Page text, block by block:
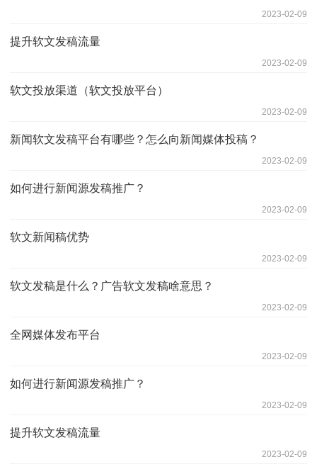
2023-02-09
提升软文发稿流量
2023-02-09
软文投放渠道（软文投放平台）
2023-02-09
新闻软文发稿平台有哪些？怎么向新闻媒体投稿？
2023-02-09
如何进行新闻源发稿推广？
2023-02-09
软文新闻稿优势
2023-02-09
软文发稿是什么？广告软文发稿啥意思？
2023-02-09
全网媒体发布平台
2023-02-09
如何进行新闻源发稿推广？
2023-02-09
提升软文发稿流量
2023-02-09